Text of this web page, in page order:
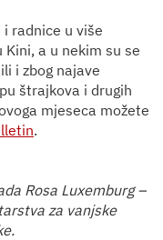
radnice u više
a u nekim su se
i zbog najave
štrajkova i drugih
mjeseca možete
.
Rosa Luxemburg –
za vanjske